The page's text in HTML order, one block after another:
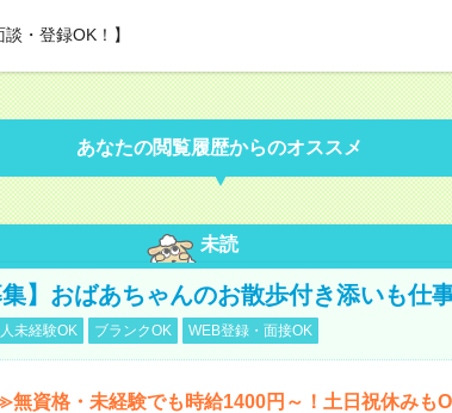
・登録OK！】
あなたの閲覧履歴からのオススメ
未読
集】おばあちゃんのお散歩付き添いも仕
未経験OK ブランクOK WEB登録・面接OK
資格・未経験でも時給1400円～！土日祝休みも